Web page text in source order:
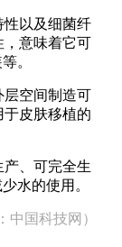
性以及细菌纤
，意味着它可
。
层空间制造可
皮肤移植的
、可完全生
水的使用。
中国科技网）